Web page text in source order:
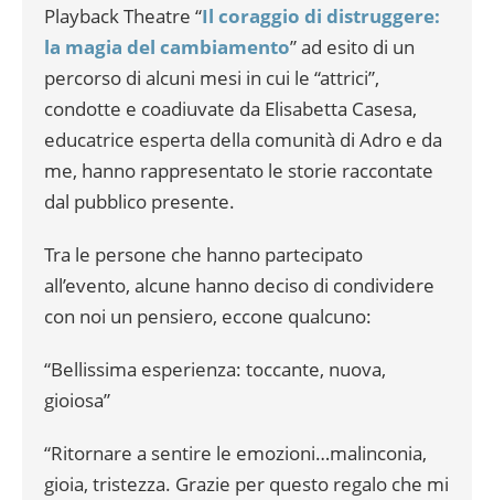
Playback Theatre “Il coraggio di distruggere:
la magia del cambiamento” ad esito di un
percorso di alcuni mesi in cui le “attrici”,
condotte e coadiuvate da Elisabetta Casesa,
educatrice esperta della comunità di Adro e da
me, hanno rappresentato le storie raccontate
dal pubblico presente.
Tra le persone che hanno partecipato
all’evento, alcune hanno deciso di condividere
con noi un pensiero, eccone qualcuno:
“Bellissima esperienza: toccante, nuova,
gioiosa”
“Ritornare a sentire le emozioni…malinconia,
gioia, tristezza. Grazie per questo regalo che mi